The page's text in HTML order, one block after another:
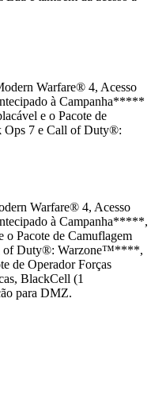
Warfare® 4, Acesso
à Campanha*****
e o Pacote de
Ops 7 e Call of Duty®:
Warfare® 4, Acesso
à Campanha*****,
o Pacote de Camuflagem
of Duty®: Warzone™****,
de Operador Forças
BlackCell (1
para DMZ.